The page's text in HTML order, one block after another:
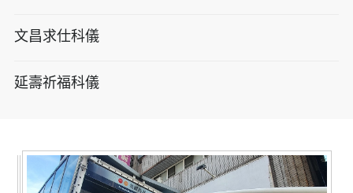
文昌求仕科儀
延壽祈福科儀